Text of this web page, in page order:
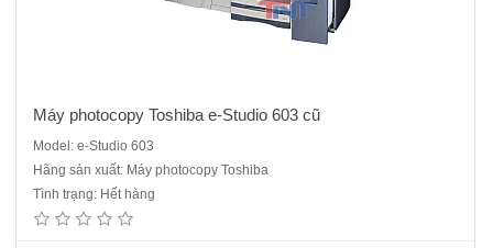
Máy photocopy Toshiba e-Studio 603 cũ
Model: e-Studio 603
Hãng sản xuất: Máy photocopy Toshiba
Tình trạng: Hết hàng
Máy photocopy Toshiba E-Studio 655 cũChức năng: Photocopy, In
mạng, Scan mạng trắng đenBộ nạp và đảo bản gốc (ARDF),Bộ đảo 2
mặt bản sao (Duplex)Tốc độ sao chụp, in: 65 bản / phútKhổ giấy sao
chụp:A3-A6Khay giấy: 2 khay x 500 tờ, Khay đôi: 2 x ..